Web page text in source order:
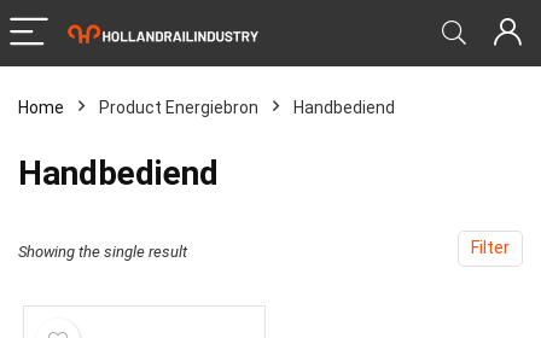
Home Product Energiebron ‎Handbediend
‎Handbediend
Filter
Showing the single result